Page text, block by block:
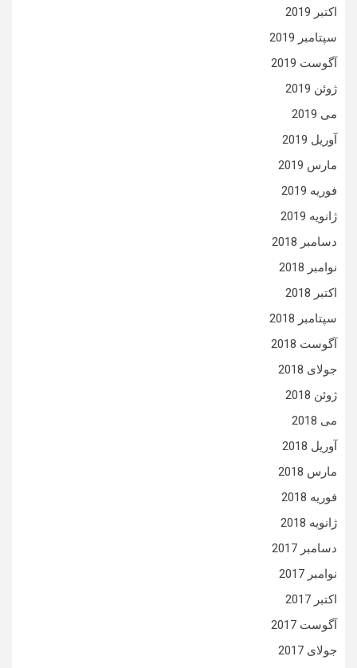
اکتبر 2019
سپتامبر 2019
آگوست 2019
ژوئن 2019
می 2019
آوریل 2019
مارس 2019
فوریه 2019
ژانویه 2019
دسامبر 2018
نوامبر 2018
اکتبر 2018
سپتامبر 2018
آگوست 2018
جولای 2018
ژوئن 2018
می 2018
آوریل 2018
مارس 2018
فوریه 2018
ژانویه 2018
دسامبر 2017
نوامبر 2017
اکتبر 2017
آگوست 2017
جولای 2017